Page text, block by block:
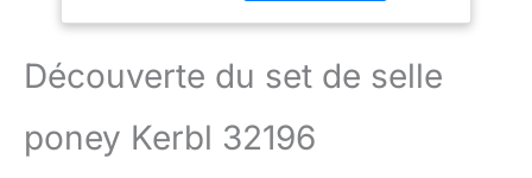
en-un. Cavaliers
débutants : Idéal pour les
parents d’enfants qui
Découverte du set de selle
poney Kerbl 32196